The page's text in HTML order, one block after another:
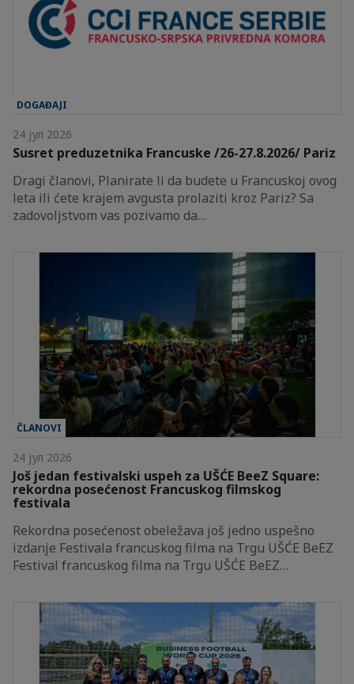
DOGAĐAJI
24 јул 2026
Susret preduzetnika Francuske /26-27.8.2026/ Pariz
Dragi članovi, Planirate li da budete u Francuskoj ovog
leta ili ćete krajem avgusta prolaziti kroz Pariz? Sa
zadovoljstvom vas pozivamo da…
ČLANOVI
24 јул 2026
Još jedan festivalski uspeh za UŠĆE BeeZ Square:
rekordna posećenost Francuskog filmskog
festivala
Rekordna posećenost obeležava još jedno uspešno
izdanje Festivala francuskog filma na Trgu UŠĆE BeEZ
Festival francuskog filma na Trgu UŠĆE BeEZ…